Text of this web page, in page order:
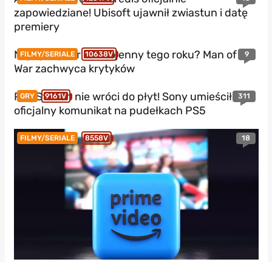
zapowiedziane! Ubisoft ujawnił zwiastun i datę
premiery
FILMY/SERIALE 10638V 9
Najlepszy thriller wojenny tego roku? Man of
War zachwyca krytyków
GRY 9161V 311
PlayStation nie wróci do płyt! Sony umieściło
oficjalny komunikat na pudełkach PS5
FILMY/SERIALE 8558V 18